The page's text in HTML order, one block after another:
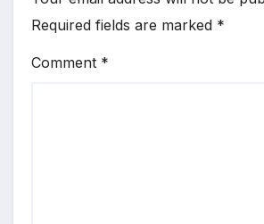
Required fields are marked *
Comment *